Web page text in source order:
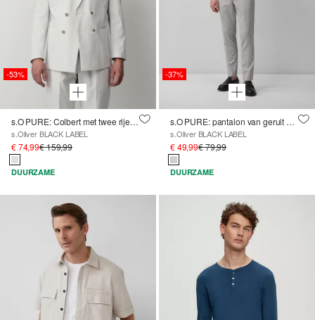
-53%
s.O PURE: Colbert met twee rijen en een slim fit
s.Oliver BLACK LABEL
€ 74,99€ 159,99
DUURZAME
-37%
s.O PURE: pantalon van geruit elastisch weefsel
s.Oliver BLACK LABEL
€ 49,99€ 79,99
DUURZAME